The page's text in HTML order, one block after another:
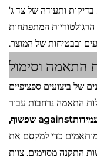
בדיקות ותעודה של צד ג'
המתפתחות
ובבטיחות של המוצר.
התאמה וסימול
של ביצועים ספציפיים
התאמה נרחבות עבור
פרופיל שטיח משוך חזק במיוחד FRP עם עמידותagainst שפשוף,
מותאמים כדי למקסם את
התקנה מסוימים. צוות